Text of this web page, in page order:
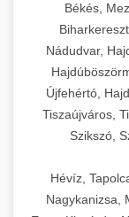
Békés,
Nádudvar,
Újfehértó,
Tiszaújváros,
Szikszó,
Hévíz,
Nagykanizsa,